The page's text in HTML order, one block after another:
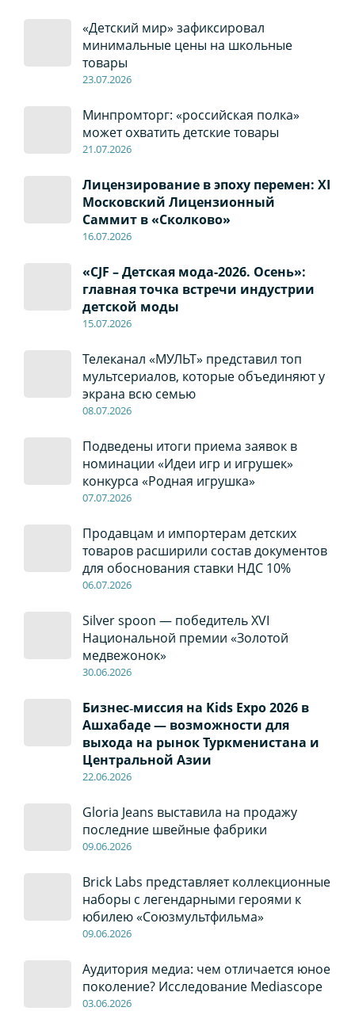
«Детский мир» зафиксировал
минимальные цены на школьные
товары
23.07.2026
Минпромторг: «российская полка»
может охватить детские товары
21.07.2026
Лицензирование в эпоху перемен: XI
Московский Лицензионный
Саммит в «Сколково»
16.07.2026
«CJF – Детская мода-2026. Осень»:
главная точка встречи индустрии
детской моды
15.07.2026
Телеканал «МУЛЬТ» представил топ
мультсериалов, которые объединяют у
экрана всю семью
08.07.2026
Подведены итоги приема заявок в
номинации «Идеи игр и игрушек»
конкурса «Родная игрушка»
07.07.2026
Продавцам и импортерам детских
товаров расширили состав документов
для обоснования ставки НДС 10%
06.07.2026
Silver spoon — победитель XVI
Национальной премии «Золотой
медвежонок»
30.06.2026
Бизнес‑миссия на Kids Expo 2026 в
Ашхабаде — возможности для
выхода на рынок Туркменистана и
Центральной Азии
22.06.2026
Gloria Jeans выставила на продажу
последние швейные фабрики
09.06.2026
Brick Labs представляет коллекционные
наборы с легендарными героями к
юбилею «Союзмультфильма»
09.06.2026
Аудитория медиа: чем отличается юное
поколение? Исследование Mediascope
03.06.2026